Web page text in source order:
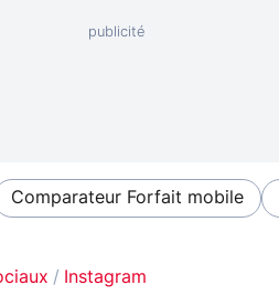
Comparateur Forfait mobile
Instagram